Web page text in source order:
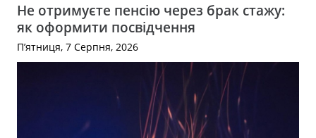
Не отримуєте пенсію через брак стажу:
як оформити посвідчення
П’ятниця, 7 Серпня, 2026